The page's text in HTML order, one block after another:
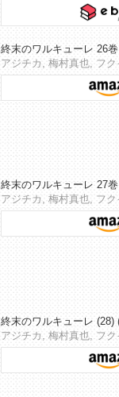
終末のワルキューレ 26
アジチカ, 梅村真也, フク
終末のワルキューレ 27
アジチカ, 梅村真也, フク
終末のワルキューレ (28)
アジチカ, 梅村真也, フク